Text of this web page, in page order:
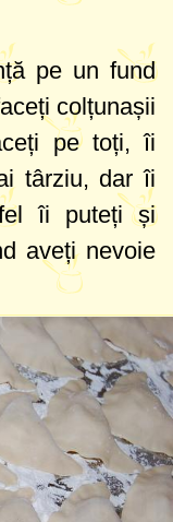
pe un fund
colțunașii
pe toți, îi
târziu, dar îi
îi puteți și
aveți nevoie